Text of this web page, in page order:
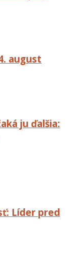
august
ju ďalšia:
Líder pred